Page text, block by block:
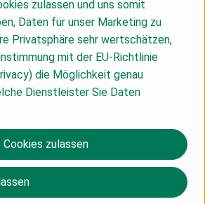
UG
zulassen und uns somit
Daten für unser Marketing zu
Privatsphäre sehr wertschätzen,
mit der EU-Richtlinie
die Möglichkeit genau
Dienstleister Sie Daten
zulassen